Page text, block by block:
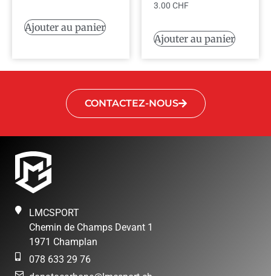
Ajouter au panier
3.00 CHF
Ajouter au panier
CONTACTEZ-NOUS
LMCSPORT
Chemin de Champs Devant 1
1971 Champlan
078 633 29 76